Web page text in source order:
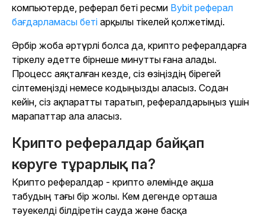
компьютерде, реферал беті ресми Bybit реферал
бағдарламасы беті арқылы тікелей қолжетімді.
Әрбір жоба әртүрлі болса да, крипто рефералдарға
тіркелу әдетте бірнеше минутты ғана алады.
Процесс аяқталған кезде, сіз өзіңіздің бірегей
сілтемеңізді немесе кодыңызды аласыз. Содан
кейін, сіз ақпаратты таратып, рефералдарыңыз үшін
марапаттар ала аласыз.
Крипто рефералдар байқап
көруге тұрарлық па?
Крипто рефералдар - крипто әлемінде ақша
табудың тағы бір жолы. Кем дегенде орташа
тәуекелді білдіретін сауда және басқа